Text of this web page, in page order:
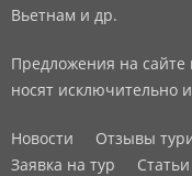
Вьетнам и др.
Предложения на
носят исключительно
Новости Отзывы
Заявка на тур
Статьи